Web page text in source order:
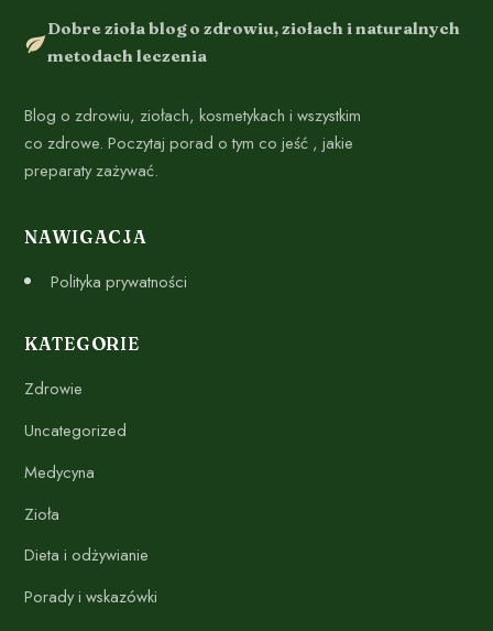
Dobre zioła blog o zdrowiu, ziołach i naturalnych
metodach leczenia
Blog o zdrowiu, ziołach, kosmetykach i wszystkim
co zdrowe. Poczytaj porad o tym co jeść , jakie
preparaty zażywać.
NAWIGACJA
Polityka prywatności
KATEGORIE
Zdrowie
Uncategorized
Medycyna
Zioła
Dieta i odżywianie
Porady i wskazówki